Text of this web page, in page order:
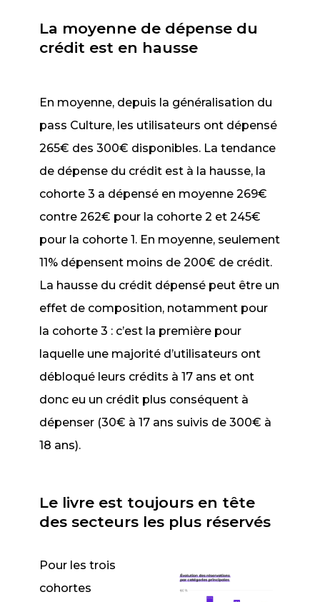
La moyenne de dépense du
crédit est en hausse
En moyenne, depuis la généralisation du
pass Culture, les utilisateurs ont dépensé
265€ des 300€ disponibles. La tendance
de dépense du crédit est à la hausse, la
cohorte 3 a dépensé en moyenne 269€
contre 262€ pour la cohorte 2 et 245€
pour la cohorte 1. En moyenne, seulement
11% dépensent moins de 200€ de crédit.
La hausse du crédit dépensé peut être un
effet de composition, notamment pour
la cohorte 3 : c’est la première pour
laquelle une majorité d’utilisateurs ont
débloqué leurs crédits à 17 ans et ont
donc eu un crédit plus conséquent à
dépenser (30€ à 17 ans suivis de 300€ à
18 ans).
Le livre est toujours en tête
des secteurs les plus réservés
Pour les trois
cohortes